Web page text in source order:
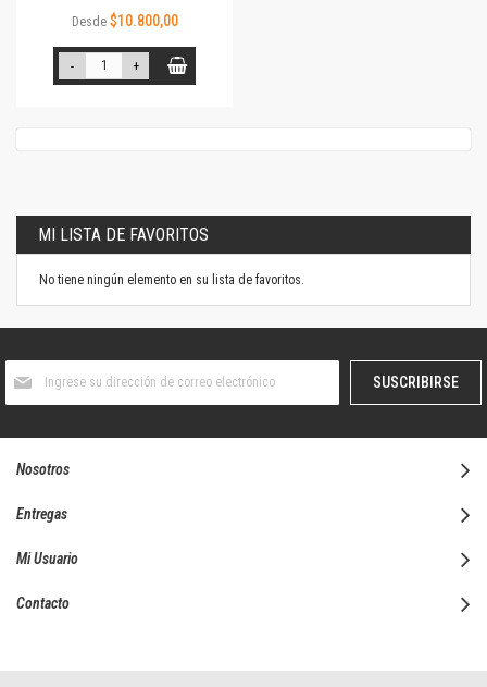
Desde $10.800,00
- +
MI LISTA DE FAVORITOS
No tiene ningún elemento en su lista de favoritos.
boletín
SUSCRIBIRSE
Nosotros
Entregas
Mi Usuario
Contacto